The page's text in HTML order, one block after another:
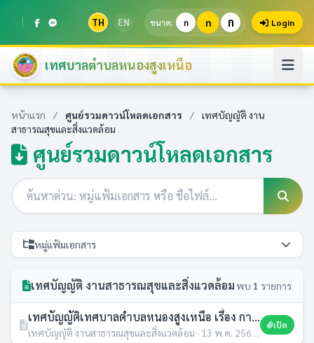
TH EN ขนาด: ก ก ก Login
เทศบาลตำบลหนองสูงเหนือ
หน้าแรก / ศูนย์รวมดาวน์โหลดเอกสาร /
เทศบัญญัติ งาน
สาธารณสุขและสิ่งแวดล้อม
ศูนย์รวมดาวน์โหลดเอกสาร
หมู่แฟ้มเอกสาร
เทศบัญญัติ งานสาธารณสุขและสิ่งแวดล้อม พบ 1 รายการ
เทศบัญญัติเทศบาลตำบลหนองสูงเหนือ เรื่อง การติดตั้งบ่อดักไขมันบำบัดน้ำเสียในอาคาร พ.ศ.2566
เทศบัญญัติ งานสาธารณสุขและสิ่งแวดล้อม · 13 พ.ค. 2569 · 2 ดาวน์โหลด
เปิด